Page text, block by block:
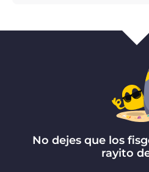
No dejes que los
rayito